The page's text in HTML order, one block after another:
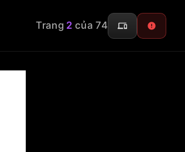
Trang 2 của 74